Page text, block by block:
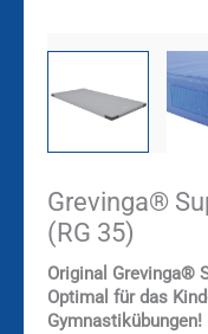
Grevinga®
(RG 35)
Original Grevinga®
Optimal für das
Gymnastikübungen!